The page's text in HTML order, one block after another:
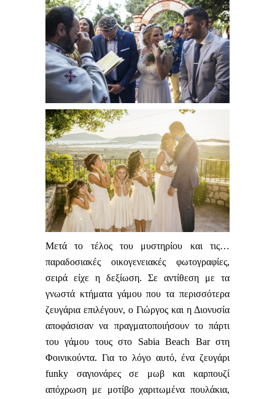
Μετά το τέλος του μυστηρίου και τις…
παραδοσιακές οικογενειακές φωτογραφίες,
σειρά είχε η δεξίωση. Σε αντίθεση με τα
γνωστά κτήματα γάμου που τα περισσότερα
ζευγάρια επιλέγουν, ο Γιώργος και η Διονυσία
αποφάσισαν να πραγματοποιήσουν το πάρτι
του γάμου τους στο Sabia Beach Barστη
Φοινικούντα. Για το λόγο αυτό, ένα ζευγάρι
funky σαγιονάρες σε μωβ και καρπουζί
απόχρωση με μοτίβο χαριτωμένα πουλάκια,